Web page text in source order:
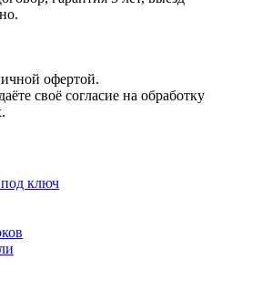
офертой.
своё согласие на обработку
ключ